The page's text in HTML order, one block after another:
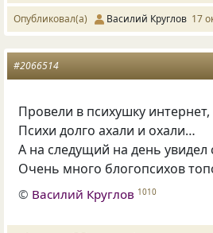
Опубликовал(а) Василий Круглов 17
#2066514
Провели в психушку интернет,
Психи долго ахали и охали…
А на следущий на день увидел
Очень много блогопсихов
© Василий Круглов 1010